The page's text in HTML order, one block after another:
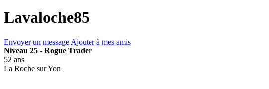
Lavaloche85
Envoyer un message Ajouter à mes amis
Niveau 25 - Rogue Trader
52 ans
La Roche sur Yon